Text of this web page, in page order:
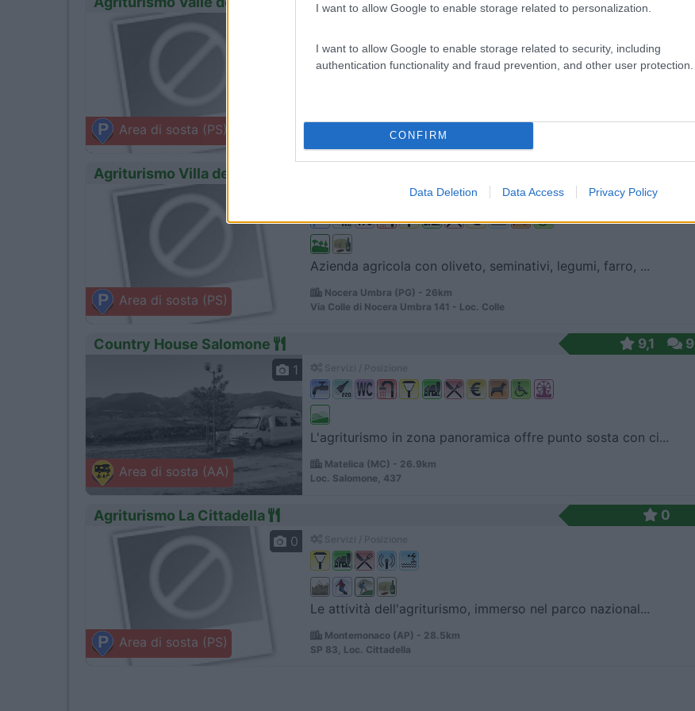
I want to allow Google to enable storage related to personalization.
I want to allow Google to enable storage related to security, including
authentication functionality and fraud prevention, and other user protection.
CONFIRM
Data Deletion Data Access Privacy Policy
Area di sosta (PS)
Nocera Umbra (PG) - 25.9km
Via Fano 39a (Via Flaminia km 178+500)
Agriturismo Villa della Cupa
Area di sosta (PS)
Azienda agricola con oliveto, seminativi, legumi, farro, ...
Nocera Umbra (PG) - 26km
Via Colle di Nocera Umbra 141 - Loc. Colle
Country House Salomone 9,1 9
Area di sosta (AA)
1
L'agriturismo in zona panoramica offre punto sosta con ci...
Matelica (MC) - 26.9km
Loc. Salomone, 437
Agriturismo La Cittadella 0
Area di sosta (PS)
0
Le attività dell'agriturismo, immerso nel parco nazional...
Montemonaco (AP) - 28.5km
SP 83, Loc. Cittadella